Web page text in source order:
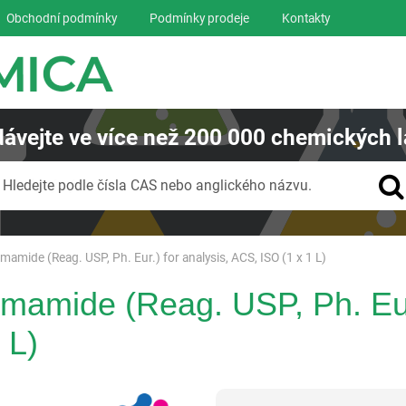
(Reag. USP, Ph. Eur.) for analysis, ACS, ISO (1 x 1 L)
(Reag. USP, Ph.
L)
Obchodní podmínky Podmínky prodeje Kontakty
ve více než200 000 chemických
Hledejte podle čísla CAS nebo anglického názvu.